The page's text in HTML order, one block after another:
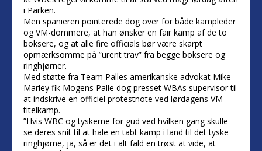
i Parken.
Men spanieren pointerede dog over for både kampleder
og VM-dommere, at han ønsker en fair kamp af de to
boksere, og at alle fire officials bør være skarpt
opmærksomme på ”urent trav” fra begge boksere og
ringhjørner.
Med støtte fra Team Palles amerikanske advokat Mike
Marley fik Mogens Palle dog presset WBAs supervisor til
at indskrive en officiel protestnote ved lørdagens VM-
titelkamp.
”Hvis WBC og tyskerne for gud ved hvilken gang skulle
se deres snit til at hale en tabt kamp i land til det tyske
ringhjørne, ja, så er det i alt fald en trøst at vide, at